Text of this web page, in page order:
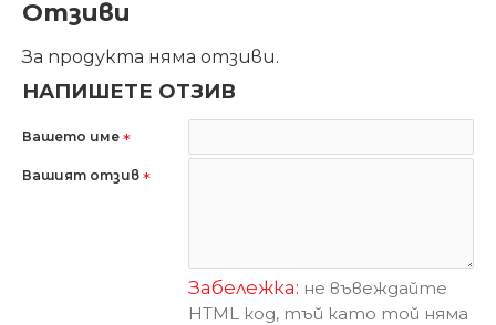
Отзиви
За продукта няма отзиви.
НАПИШЕТЕ ОТЗИВ
Вашето име
Вашият отзив
Забележка: не въвеждайте
HTML код, тъй като той няма